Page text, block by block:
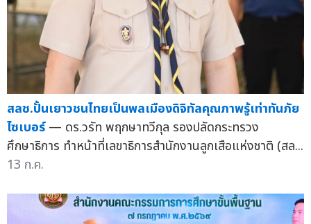
สลช.ปั้นเยาวชนไทยเป็นพลเมืองดิจิทัลคุณภาพรู้เท่าทันภัย
ไซเบอร์ — ดร.วรัท พฤกษาทวีกุล รองปลัดกระทรวง
ศึกษาธิการ ทำหน้าที่เลขาธิการสำนักงานลูกเสือแห่งชาติ (สล...
13 ก.ค.